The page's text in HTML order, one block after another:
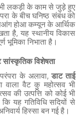
लकड़ी के काम से जुड़े हुए
के बीच घनिष्ठ संबंध को
होआ कम्यून के आर्थिक
है, यह स्थानीय विकास
भूमिका निभाता है।
विशेषता
के अलावा,डाट ताई
वैट कु महोत्सव भी
की उत्पत्ति को कोई भी
यह गतिविधि सदियों से
हिस्सा बन गई है।